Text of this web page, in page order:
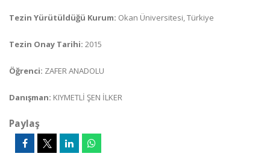
Tezin Yürütüldüğü Kurum: Okan Üniversitesi, Türkiye
Tezin Onay Tarihi: 2015
Öğrenci: ZAFER ANADOLU
Danışman: KIYMETLİ ŞEN İLKER
Paylaş